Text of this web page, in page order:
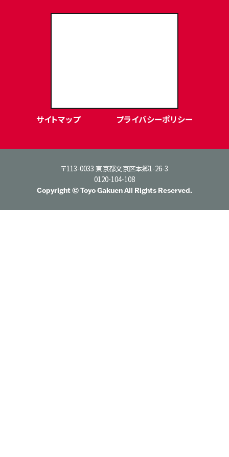
サイトマップ プライバシーポリシー
〒113-0033 東京都文京区本郷1-26-3
0120-104-108
Copyright © Toyo Gakuen All Rights Reserved.